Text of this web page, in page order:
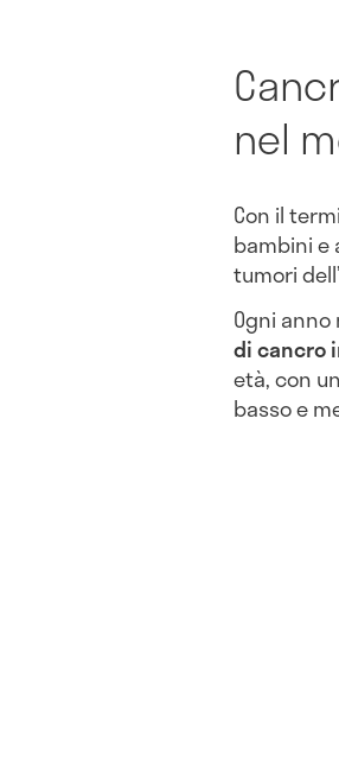
nel
Con il
bambini e
tumori
Ogni
di cancro
età, con
basso e